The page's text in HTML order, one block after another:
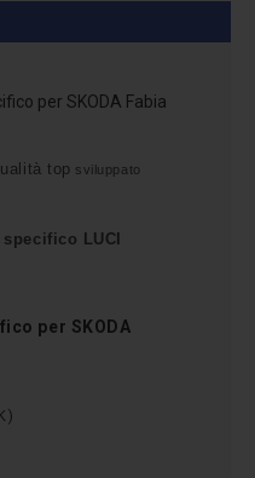
per SKODA Fabia
top sviluppato
specifico LUCI
per SKODA